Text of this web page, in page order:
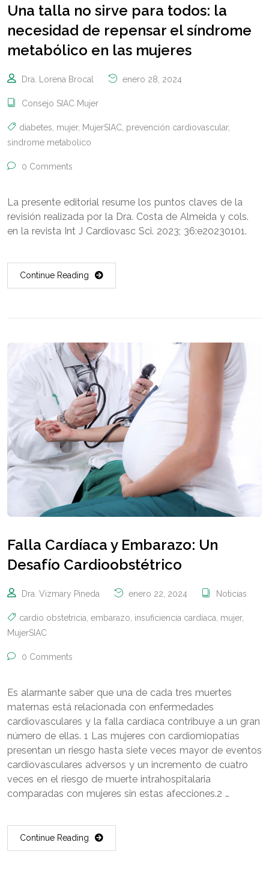
Una talla no sirve para todos: la
necesidad de repensar el síndrome
metabólico en las mujeres
Dra. Lorena Brocal enero 28, 2024
Consejo SIAC Mujer
diabetes mujer, MujerSIAC prevención cardiovascular,
sindrome metabolico
0 Comments
La presente editorial resume los puntos claves de la
revisión realizada por la Dra. Costa de Almeida y cols.
en la revista Int J Cardiovasc Sci. 2023; 36:e20230101.
Continue Reading
Falla Cardíaca y Embarazo: Un
Desafío Cardioobstétrico
Dra. Vizmary Pineda enero 22, 2024 Noticias
cardio obstetricia embarazo insuficiencia cardíaca mujer,
MujerSIAC
0 Comments
Es alarmante saber que una de cada tres muertes
maternas está relacionada con enfermedades
cardiovasculares y la falla cardíaca contribuye a un gran
número de ellas. 1 Las mujeres con cardiomiopatías
presentan un riesgo hasta siete veces mayor de eventos
cardiovasculares adversos y un incremento de cuatro
veces en el riesgo de muerte intrahospitalaria
comparadas con mujeres sin estas afecciones.2 …
Continue Reading